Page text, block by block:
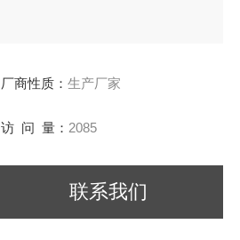
厂商性质：生产厂家
访 问 量： 2085
联系我们